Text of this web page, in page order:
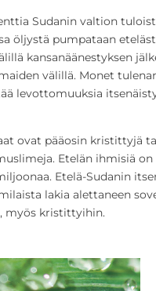
Sudanin valtion
öljystä pumpataan
kansanäänestyksen
välillä. Monet
levottomuuksia
ovat pääosin kristittyjä
Etelän ihmisiä
Etelä-Sudanin
lakia alettaneen
myös kristittyihin.